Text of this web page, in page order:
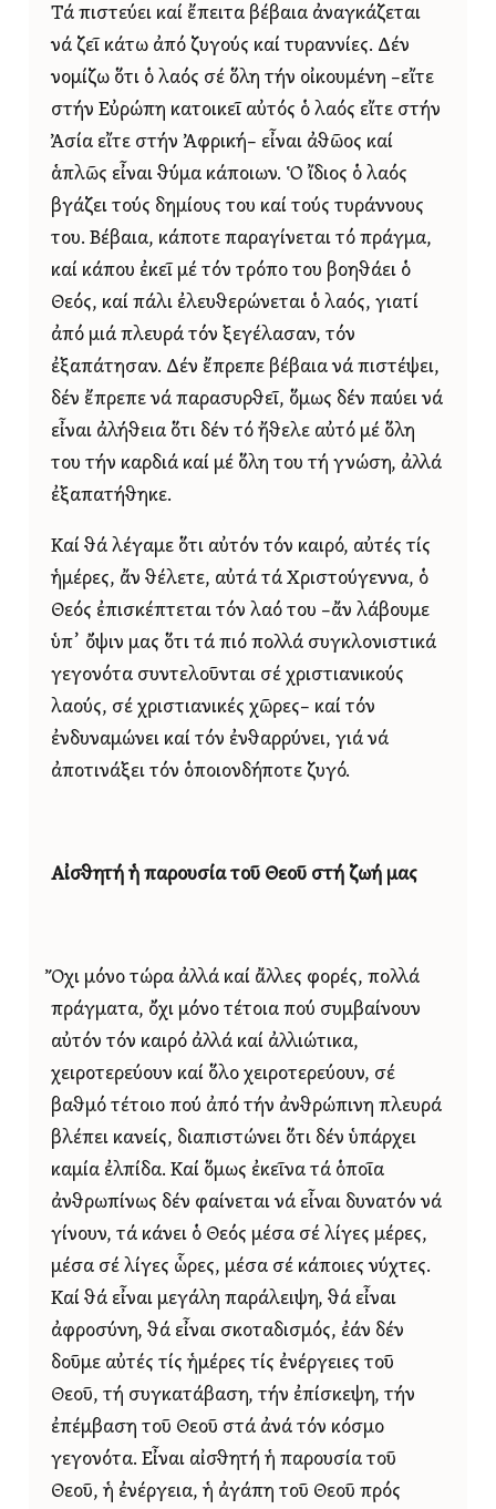
Τά πιστεύει καί ἔπειτα βέβαια ἀναγκάζεται
νά ζεῖ κάτω ἀπό ζυγούς καί τυραννίες. Δέν
νομίζω ὅτι ὁ λαός σέ ὅλη τήν οἰκουμένη –εἴτε
στήν Εὐρώπη κατοικεῖ αὐτός ὁ λαός εἴτε στήν
Ἀσία εἴτε στήν Ἀφρική– εἶναι ἀθῶος καί
ἁπλῶς εἶναι θύμα κάποιων. Ὁ ἴδιος ὁ λαός
βγάζει τούς δημίους του καί τούς τυράννους
του. Βέβαια, κάποτε παραγίνεται τό πράγμα,
καί κάπου ἐκεῖ μέ τόν τρόπο του βοηθάει ὁ
Θεός, καί πάλι ἐλευθερώνεται ὁ λαός, γιατί
ἀπό μιά πλευρά τόν ξεγέλασαν, τόν
ἐξαπάτησαν. Δέν ἔπρεπε βέβαια νά πιστέψει,
δέν ἔπρεπε νά παρασυρθεῖ, ὅμως δέν παύει νά
εἶναι ἀλήθεια ὅτι δέν τό ἤθελε αὐτό μέ ὅλη
του τήν καρδιά καί μέ ὅλη του τή γνώση, ἀλλά
ἐξαπατήθηκε.
Καί θά λέγαμε ὅτι αὐτόν τόν καιρό, αὐτές τίς
ἡμέρες, ἄν θέλετε, αὐτά τά Χριστούγεννα, ὁ
Θεός ἐπισκέπτεται τόν λαό του –ἄν λάβουμε
ὑπ᾿ ὄψιν μας ὅτι τά πιό πολλά συγκλονιστικά
γεγονότα συντελοῦνται σέ χριστιανικούς
λαούς, σέ χριστιανικές χῶρες– καί τόν
ἐνδυναμώνει καί τόν ἐνθαρρύνει, γιά νά
ἀποτινάξει τόν ὁποιονδήποτε ζυγό.
Αἰσθητή ἡ παρουσία τοῦ Θεοῦ στή ζωή μας
Ὄχι μόνο τώρα ἀλλά καί ἄλλες φορές, πολλά
πράγματα, ὄχι μόνο τέτοια πού συμβαίνουν
αὐτόν τόν καιρό ἀλλά καί ἀλλιώτικα,
χειροτερεύουν καί ὅλο χειροτερεύουν, σέ
βαθμό τέτοιο πού ἀπό τήν ἀνθρώπινη πλευρά
βλέπει κανείς, διαπιστώνει ὅτι δέν ὑπάρχει
καμία ἐλπίδα. Καί ὅμως ἐκεῖνα τά ὁποῖα
ἀνθρωπίνως δέν φαίνεται νά εἶναι δυνατόν νά
γίνουν, τά κάνει ὁ Θεός μέσα σέ λίγες μέρες,
μέσα σέ λίγες ὧρες, μέσα σέ κάποιες νύχτες.
Καί θά εἶναι μεγάλη παράλειψη, θά εἶναι
ἀφροσύνη, θά εἶναι σκοταδισμός, ἐάν δέν
δοῦμε αὐτές τίς ἡμέρες τίς ἐνέργειες τοῦ
Θεοῦ, τή συγκατάβαση, τήν ἐπίσκεψη, τήν
ἐπέμβαση τοῦ Θεοῦ στά ἀνά τόν κόσμο
γεγονότα. Εἶναι αἰσθητή ἡ παρουσία τοῦ
Θεοῦ, ἡ ἐνέργεια, ἡ ἀγάπη τοῦ Θεοῦ πρός